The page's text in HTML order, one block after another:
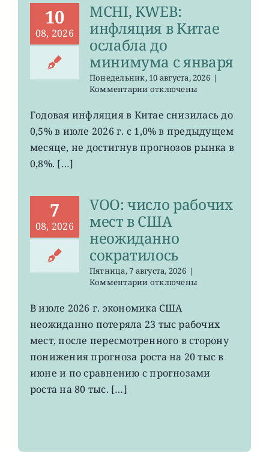
10
08, 2026
MCHI, KWEB:
инфляция в Китае
ослабла до
минимума с января
Понедельник, 10 августа, 2026 |
Комментариик
MCHI,
KWEB:
инфляция
в
Китае
с
января
отключены
Годовая инфляция в Китае снизилась до
0,5% в июле 2026 г. с 1,0% в предыдущем
месяце, не достигнув прогнозов рынка в
0,8%. […]
7
08, 2026
VOO: число рабочих
мест в США
неожиданно
сократилось
Пятница, 7 августа, 2026 |
Комментариик
VOO:
рабочих
мест
США
неожиданно
отключены
В июле 2026 г. экономика США
неожиданно потеряла 23 тыс рабочих
мест, после пересмотренного в сторону
понижения прогноза роста на 20 тыс в
июне и по сравнению с прогнозами
роста на 80 тыс. […]